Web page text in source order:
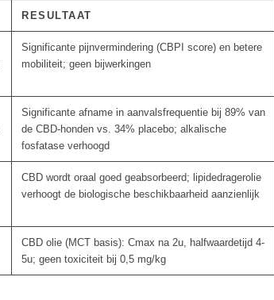
RESULTAAT
Significante pijnvermindering (CBPI score) en betere
mobiliteit; geen bijwerkingen
Significante afname in aanvalsfrequentie bij 89% van
de CBD-honden vs. 34% placebo; alkalische
fosfatase verhoogd
CBD wordt oraal goed geabsorbeerd; lipidedragerolie
verhoogt de biologische beschikbaarheid aanzienlijk
CBD olie (MCT basis): Cmax na 2u, halfwaardetijd 4-
5u; geen toxiciteit bij 0,5 mg/kg